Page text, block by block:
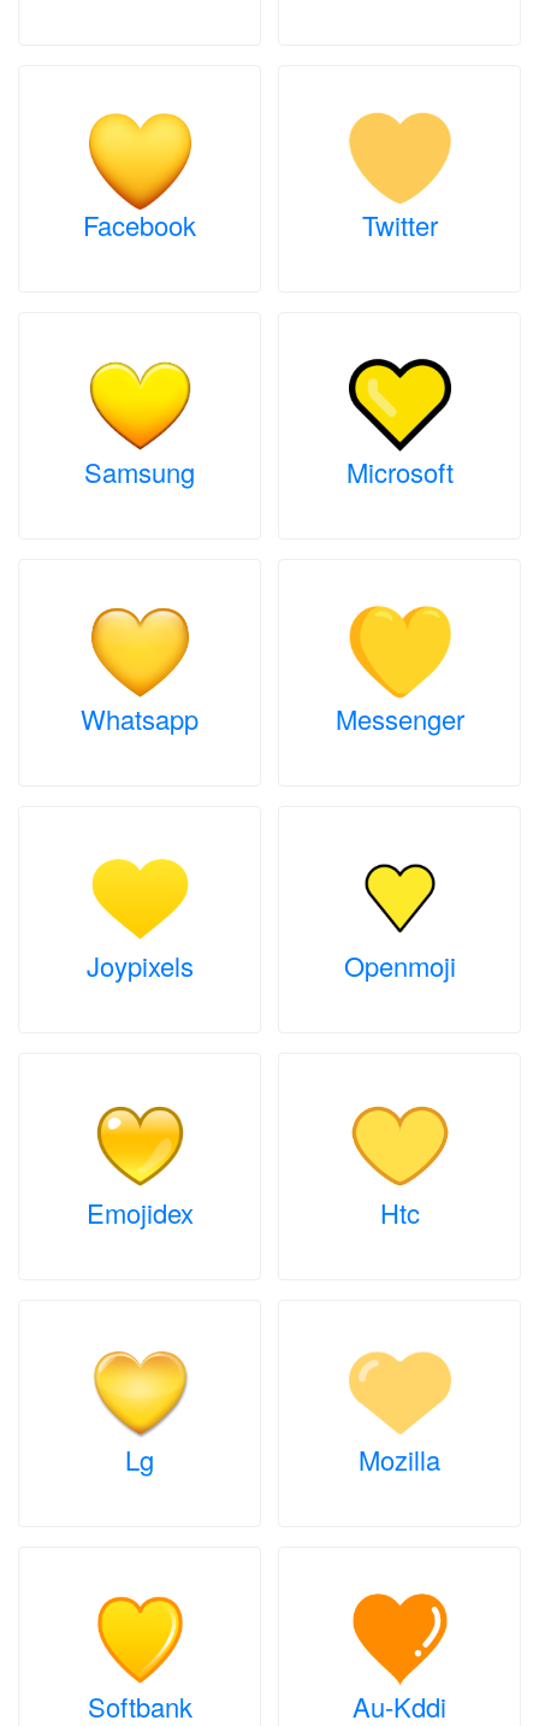
Facebook Twitter
Samsung Microsoft
Whatsapp Messenger
Joypixels Openmoji
Emojidex Htc
Lg Mozilla
Softbank Au-Kddi